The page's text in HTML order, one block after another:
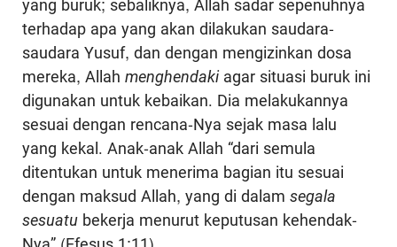
yang buruk; sebaliknya, Allah sadar sepenuhnya
terhadap apa yang akan dilakukan saudara-
saudara Yusuf, dan dengan mengizinkan dosa
mereka, Allah menghendaki agar situasi buruk ini
digunakan untuk kebaikan. Dia melakukannya
sesuai dengan rencana-Nya sejak masa lalu
yang kekal. Anak-anak Allah “dari semula
ditentukan untuk menerima bagian itu sesuai
dengan maksud Allah, yang di dalam segala
sesuatu bekerja menurut keputusan kehendak-